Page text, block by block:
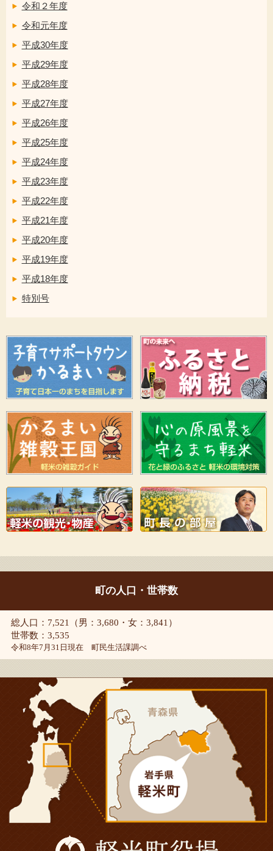
令和２年度
令和元年度
平成30年度
平成29年度
平成28年度
平成27年度
平成26年度
平成25年度
平成24年度
平成23年度
平成22年度
平成21年度
平成20年度
平成19年度
平成18年度
特別号
町の人口・世帯数
総人口：7,521（男：3,680・女：3,841）
世帯数：3,535
令和8年7月31日現在 町民生活課調べ